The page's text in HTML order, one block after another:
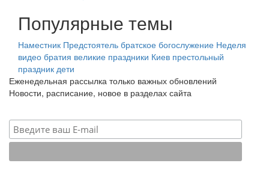
Популярные темы
Наместник Предстоятель братское богослужение Неделя
видео братия великие праздники Киев престольный
праздник дети
Еженедельная рассылка только важных обновлений
Новости, расписание, новое в разделах сайта